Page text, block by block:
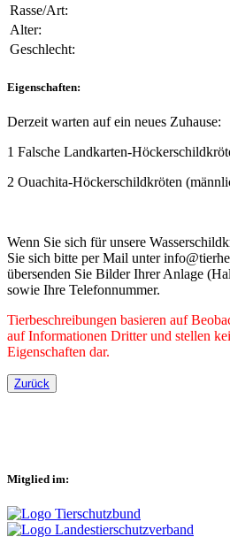
Rasse/Art:
Alter:
Geschlecht:
Eigenschaften:
Derzeit warten auf ein neues Zuhause:
1 Falsche Landkarten-
2 Ouachita-Höckerschildkröten
Wenn Sie sich für unsere
Sie sich bitte per Mail unter
übersenden Sie Bilder Ihrer Anlage
sowie Ihre Telefonnummer.
Tierbeschreibungen basieren auf
auf Informationen Dritter und stellen
Eigenschaften dar.
Zurück
Mitglied im: